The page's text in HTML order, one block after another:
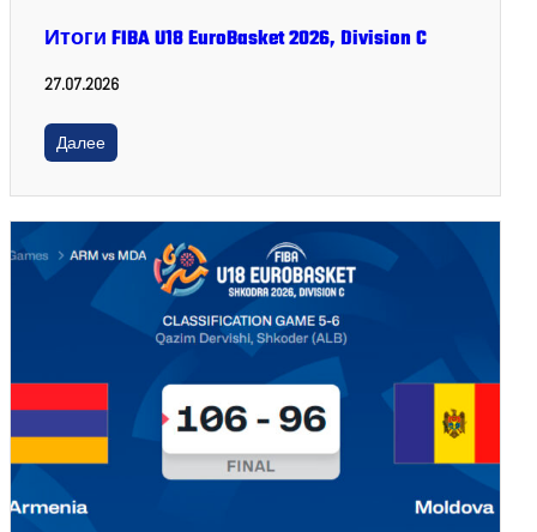
Итоги FIBA U18 EuroBasket 2026, Division C
27.07.2026
Далее